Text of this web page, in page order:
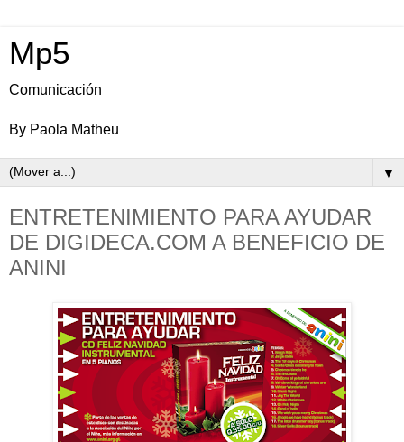
Mp5
Comunicación
By Paola Matheu
▼
ENTRETENIMIENTO PARA AYUDAR
DE DIGIDECA.COM A BENEFICIO DE
ANINI